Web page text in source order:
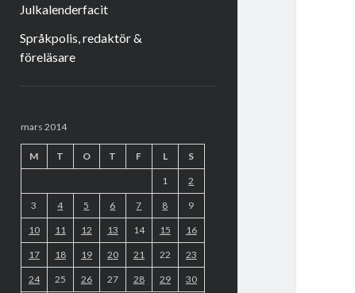
Julkalenderfacit
Språkpolis, redaktör &
föreläsare
mars 2014
M T O T F L S
1 2
3 4 5 6 7 8 9
10 11 12 13 14 15 16
17 18 19 20 21 22 23
24 25 26 27 28 29 30